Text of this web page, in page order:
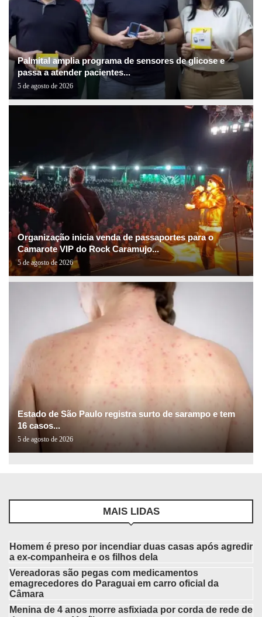
Palmital amplia programa de sensores de glicose e
passa a atender pacientes...
5 de agosto de 2026
Organização inicia venda de passaportes para o
Camarote VIP do Rock Caramujo...
5 de agosto de 2026
Estado de São Paulo registra surto de sarampo e tem
16 casos...
5 de agosto de 2026
MAIS LIDAS
Homem é preso por incendiar duas casas após agredir
a ex-companheira e os filhos dela
Vereadoras são pegas com medicamentos
emagrecedores do Paraguai em carro oficial da
Câmara
Menina de 4 anos morre asfixiada por corda de rede de